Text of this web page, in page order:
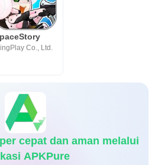
Co., Ltd.
cepat dan aman melalui
APKPure